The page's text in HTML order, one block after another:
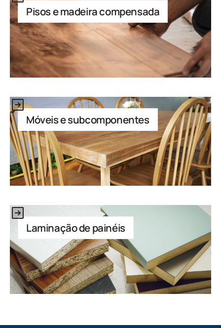
Pisos e madeira compensada
Móveis e subcomponentes
Link to Application
Laminação de painéis
Link to Application